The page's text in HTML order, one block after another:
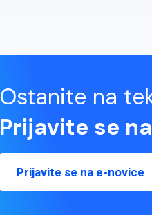
Ostanite na
Prijavite se
Prijavite se na e-novice